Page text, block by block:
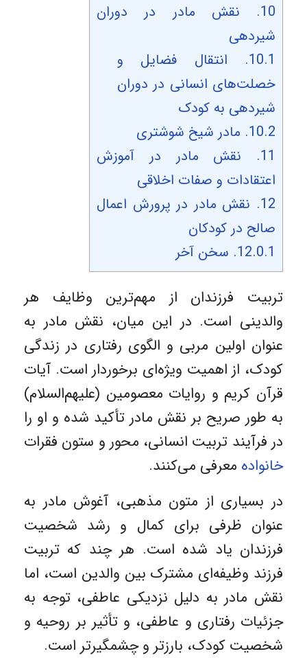
10.
نقش مادر در دوران
شیردهی
10.1.
انتقال فضایل و
خصلت‌های انسانی در دوران
شیردهی به کودک
10.2. مادر شیخ شوشتری
11.
نقش مادر در آموزش
اعتقادات و صفات اخلاقی
12. نقش مادر در پرورش اعمال
صالح در کودکان
12.0.1. سخن آخر
تربیت فرزندان از مهم‌ترین وظایف هر
والدینی است. در این میان، نقش مادر به‌
عنوان اولین مربی و الگوی رفتاری در زندگی
کودک، از اهمیت ویژه‌ای برخوردار است. آیات
قرآن کریم و روایات معصومین (علیهم‌السلام)
به ‌طور صریح بر نقش مادر تأکید شده و او را
در فرآیند تربیت انسانی، محور و ستون فقرات
خانواده معرفی می‌کنند.
در بسیاری از متون مذهبی، آغوش مادر به‌
عنوان ظرفی برای کمال و رشد شخصیت
فرزندان یاد شده است. هر چند که تربیت
فرزند وظیفه‌ای مشترک بین والدین است، اما
نقش مادر به‌ دلیل نزدیکی عاطفی، توجه به
جزئیات رفتاری و عاطفی، و تأثیر بر روحیه و
شخصیت کودک، بارزتر و چشمگیرتر است.